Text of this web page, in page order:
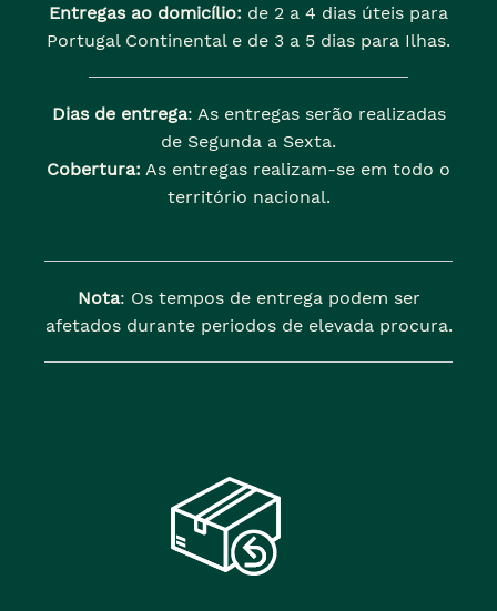
Entregas ao domicílio: de 2 a 4 dias úteis para
Portugal Continental e de 3 a 5 dias para Ilhas.
Dias de entrega: As entregas serão realizadas
de Segunda a Sexta.
Cobertura: As entregas realizam-se em todo o
território nacional.
Nota: Os tempos de entrega podem ser
afetados durante periodos de elevada procura.